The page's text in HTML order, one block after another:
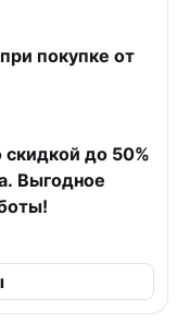
покупке от
до 50%
Выгодное